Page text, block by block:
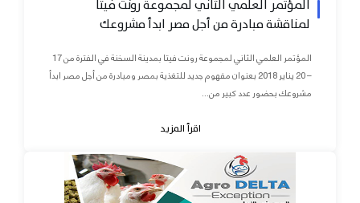
المؤتمر العلمي الثاني لمجموعة رونت فيتا
لمناقشة مبادرة من أجل مصر ابدأ مشروعك
المؤتمر العلمي الثاني لمجموعة رونت فيتا بمدينة السخنة في الفترة من 17
– 20 يناير 2018 بعنوان مفهوم جديد للتغذية بمصر ومبادرة من أجل مصر ابدأ
مشروعك بحضور عدد كبير من...
اقرأ المزيد